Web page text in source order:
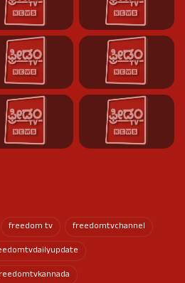
freedom tv
freedomtvchannel